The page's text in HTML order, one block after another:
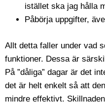
istället ska jag hålla
Påbörja uppgifter,
Allt detta faller under vad
funktioner. Dessa är
På ”dåliga” dagar är det
det är helt enkelt så att
mindre effektivt.